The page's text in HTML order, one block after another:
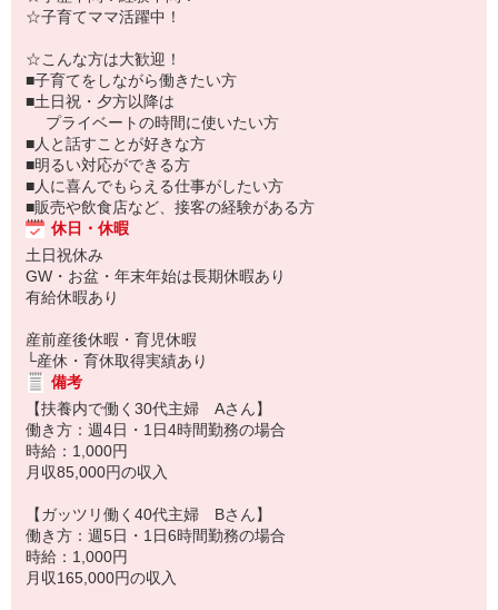
☆子育てママ活躍中！
☆こんな方は大歓迎！
■子育てをしながら働きたい方
■土日祝・夕方以降は
プライベートの時間に使いたい方
■人と話すことが好きな方
■明るい対応ができる方
■人に喜んでもらえる仕事がしたい方
■販売や飲食店など、接客の経験がある方
休日・休暇
土日祝休み
GW・お盆・年末年始は長期休暇あり
有給休暇あり
産前産後休暇・育児休暇
└産休・育休取得実績あり
備考
【扶養内で働く30代主婦 Aさん】
働き方：週4日・1日4時間勤務の場合
時給：1,000円
月収85,000円の収入
【ガッツリ働く40代主婦 Bさん】
働き方：週5日・1日6時間勤務の場合
時給：1,000円
月収165,000円の収入